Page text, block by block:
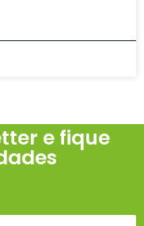
e fique